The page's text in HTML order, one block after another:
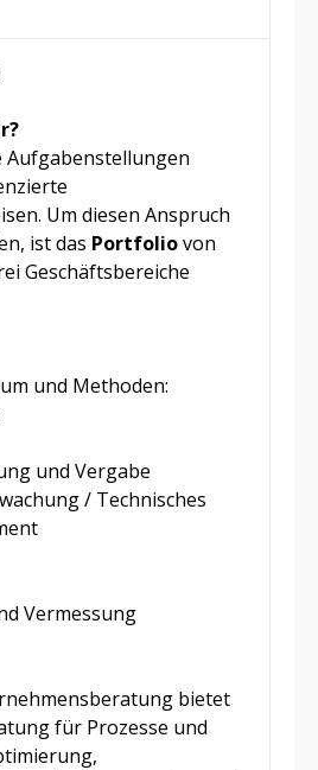
Aufgabenstellungen
Um diesen Anspruch
ist das Portfoliovon
Geschäftsbereiche
und Methoden:
und Vergabe
/ Technisches
Vermessung
bietet
für Prozesse und